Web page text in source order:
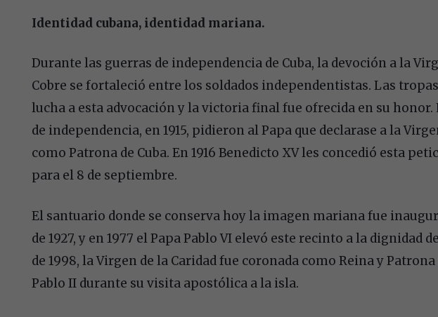
Identidad cubana, identidad mariana.
Durante las guerras de independencia de Cuba, la devoción a la
Cobre se fortaleció entre los soldados independentistas. Las
lucha a esta advocación y la victoria final fue ofrecida en su honor.
de independencia, en 1915, pidieron al Papa que declarase a la
como Patrona de Cuba. En 1916 Benedicto XV les concedió esta
para el 8 de septiembre.
El santuario donde se conserva hoy la imagen mariana fue
de 1927, y en 1977 el Papa Pablo VI elevó este recinto a la dignidad
de 1998, la Virgen de la Caridad fue coronada como Reina y Patrona
Pablo II durante su visita apostólica a la isla.